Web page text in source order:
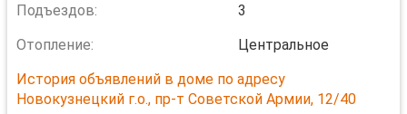
Подъездов:
3
Отопление:
Центральное
История объявлений в доме по адресу
Новокузнецкий г.о., пр-т Советской Армии, 12/40